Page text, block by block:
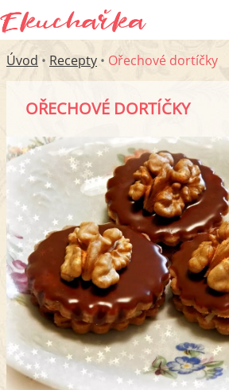
Úvod • Recepty • Ořechové dortíčky
OŘECHOVÉ DORTÍČKY